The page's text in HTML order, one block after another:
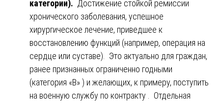
категории). Достижение стойкой ремиссии
хронического заболевания, успешное
хирургическое лечение, приведшее к
восстановлению функций (например, операция на
сердце или суставе). Это актуально для граждан,
ранее признанных ограниченно годными
(категория «В» ) и желающих, к примеру, поступить
на военную службу по контракту . Отдельная